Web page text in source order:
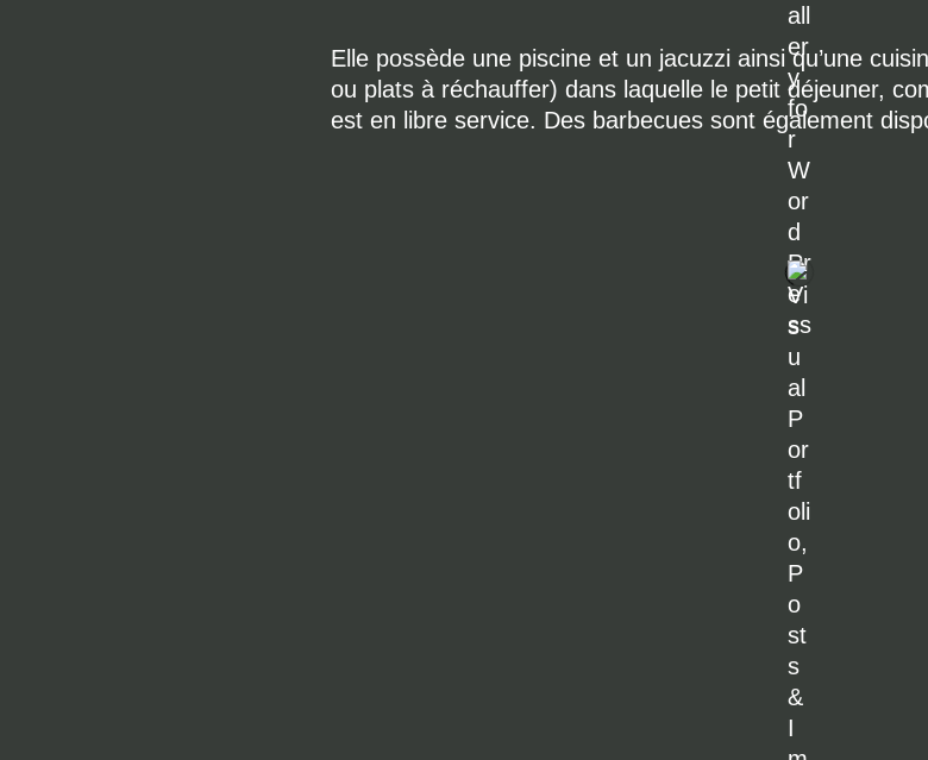
Elle possède une piscine et un jacuzzi ainsi qu’une
ou plats à réchauffer) dans laquelle le petit déjeuner,
est en libre service. Des barbecues sont également